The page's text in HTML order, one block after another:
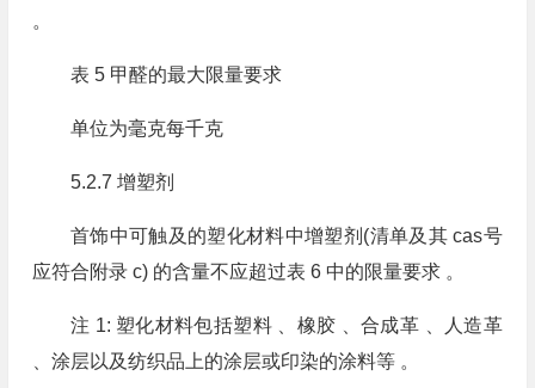
。
表 5 甲醛的最大限量要求
单位为毫克每千克
5.2.7 增塑剂
首饰中可触及的塑化材料中增塑剂(清单及其 cas号
应符合附录 c) 的含量不应超过表 6 中的限量要求 。
注 1: 塑化材料包括塑料 、橡胶 、合成革 、人造革
、涂层以及纺织品上的涂层或印染的涂料等 。